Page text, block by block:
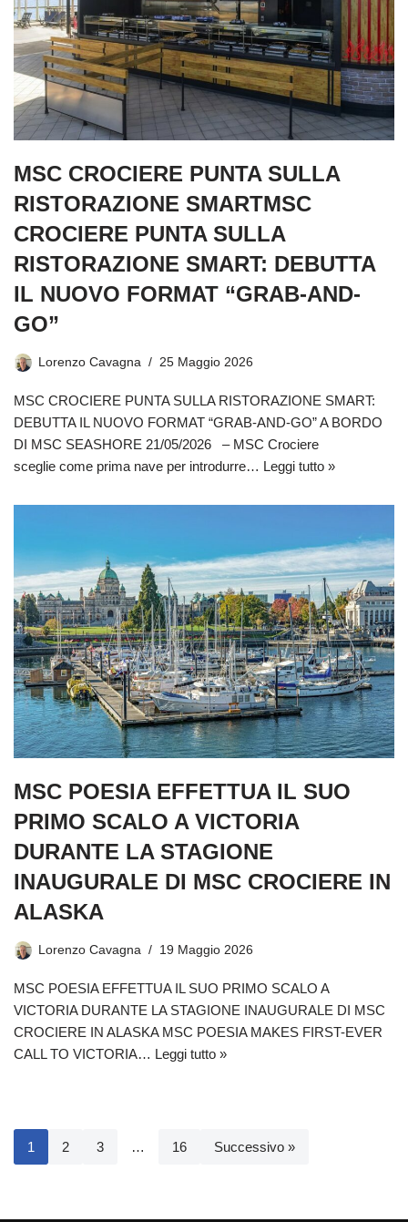
MSC CROCIERE PUNTA SULLA
RISTORAZIONE SMARTMSC
CROCIERE PUNTA SULLA
RISTORAZIONE SMART: DEBUTTA
IL NUOVO FORMAT “GRAB-AND-
GO”
Lorenzo Cavagna 25 Maggio 2026
MSC CROCIERE PUNTA SULLA RISTORAZIONE SMART:
DEBUTTA IL NUOVO FORMAT “GRAB-AND-GO” A BORDO
DI MSC SEASHORE 21/05/2026 – MSC Crociere
sceglie come prima nave per introdurre… Leggi tutto »
MSC POESIA EFFETTUA IL SUO
PRIMO SCALO A VICTORIA
DURANTE LA STAGIONE
INAUGURALE DI MSC CROCIERE IN
ALASKA
Lorenzo Cavagna 19 Maggio 2026
MSC POESIA EFFETTUA IL SUO PRIMO SCALO A
VICTORIA DURANTE LA STAGIONE INAUGURALE DI MSC
CROCIERE IN ALASKA MSC POESIA MAKES FIRST-EVER
CALL TO VICTORIA… Leggi tutto »
1 2 3 … 16 Successivo »